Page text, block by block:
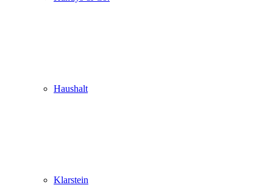
Haushalt
Klarstein